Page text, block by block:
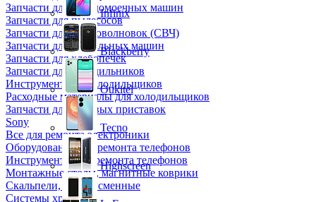
Запчасти для посудомоечных машин
Запчасти для пылесосов
Запчасти для микроволновок (СВЧ)
Запчасти для стиральных машин
Запчасти для хлебопечек
Запчасти для холодильников
Инструмент для холодильщиков
Расходные материалы для холодильщиков
Запчасти для игровых приставок
Sony
Все для ремонта электроники
Оборудование для ремонта телефонов
Инструменты для ремонта телефонов
Монтажные столы, магнитные коврики
Скальпели, лезвия сменные
Системы хранения
Infinix
Blackberry
Oukitel
Tecno
Highscreen